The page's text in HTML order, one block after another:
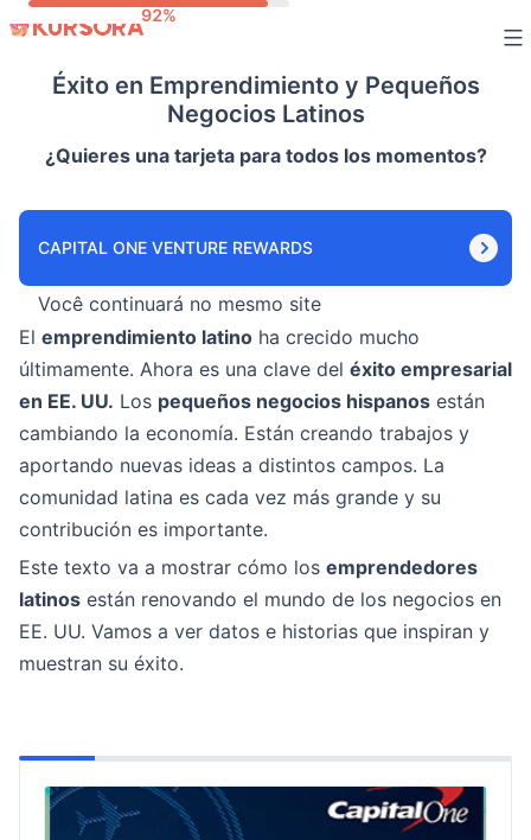
contentÉxito en Emprendimiento y Pequeños
Negocios Latinos
¿Quieres una tarjeta para todos los momentos?
CAPITAL ONE VENTURE REWARDS
Você continuará no mesmo site
El emprendimiento latino ha crecido mucho
últimamente. Ahora es una clave del éxito empresarial
en EE. UU. Los pequeños negocios hispanos están
cambiando la economía. Están creando trabajos y
aportando nuevas ideas a distintos campos. La
comunidad latina es cada vez más grande y su
contribución es importante.
Este texto va a mostrar cómo los emprendedores
latinos están renovando el mundo de los negocios en
EE. UU. Vamos a ver datos e historias que inspiran y
muestran su éxito.